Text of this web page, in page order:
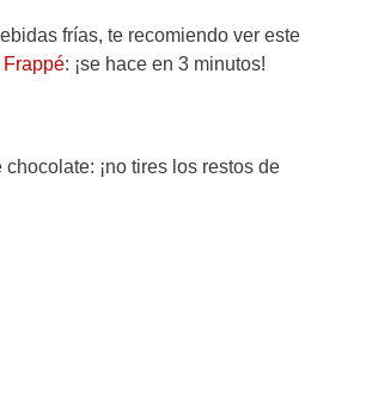
frías, te recomiendo ver este
: ¡se hace en 3 minutos!
chocolate: ¡no tires los restos de